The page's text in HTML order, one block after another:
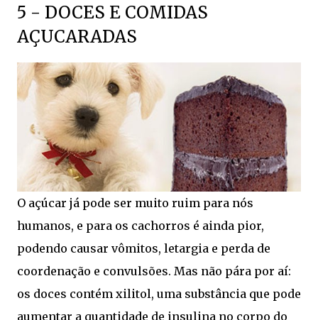
5 - DOCES E COMIDAS
AÇUCARADAS
O açúcar já pode ser muito ruim para nós
humanos, e para os cachorros é ainda pior,
podendo causar vômitos, letargia e perda de
coordenação e convulsões. Mas não pára por aí:
os doces contém xilitol, uma substância que pode
aumentar a quantidade de insulina no corpo do